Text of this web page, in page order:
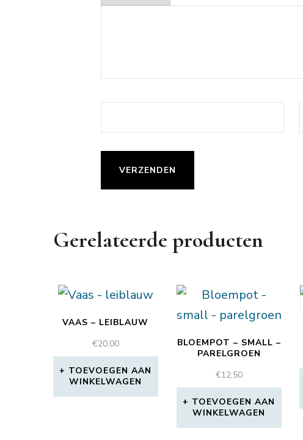
Gerelateerde producten
VAAS – LEIBLAUW
€20,00
TOEVOEGEN AAN
WINKELWAGEN
BLOEMPOT – SMALL –
PARELGROEN
€12,50
TOEVOEGEN AAN
WINKELWAGEN